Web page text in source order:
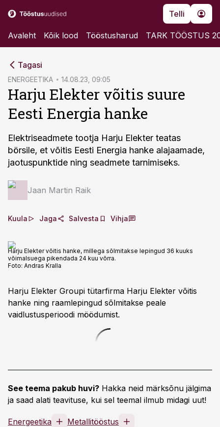
Telli
Avaleht Kõik lood Tööstusharud TARK TÖÖSTUS
Tagasi
ENERGEETIKA 14.08.23, 09:05
Harju Elekter võitis suure
Eesti Energia hanke
Elektriseadmete tootja Harju Elekter teatas
börsile, et võitis Eesti Energia hanke alajaamade,
jaotuspunktide ning seadmete tarnimiseks.
Jaan Martin Raik
Kuula Jaga Salvesta Vihja
Harju Elekter võitis hanke, millega sõlmitakse lepingud 36 kuuks
võimalsuega pikendada 24 kuu võrra.
Foto: Andras Kralla
Harju Elekter Groupi tütarfirma Harju Elekter võitis
hanke ning raamlepingud sõlmitakse peale
vaidlustusperioodi möödumist.
See teema pakub huvi? Hakka neid märksõnu jälgima
ja saad alati teavituse, kui sel teemal ilmub midagi uut!
Energeetika
Metallitööstus